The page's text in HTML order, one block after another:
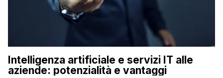
Intelligenza artificiale e servizi IT alle
aziende: potenzialità e vantaggi